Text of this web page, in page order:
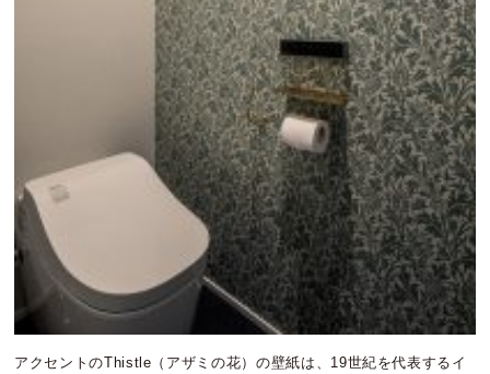
アクセントのThistle（アザミの花）の壁紙は、19世紀を代表するイ